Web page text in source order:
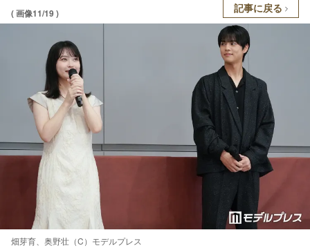
( 画像11/19 ) 記事に戻る
畑芽育、奥野壮（C）モデルプレス